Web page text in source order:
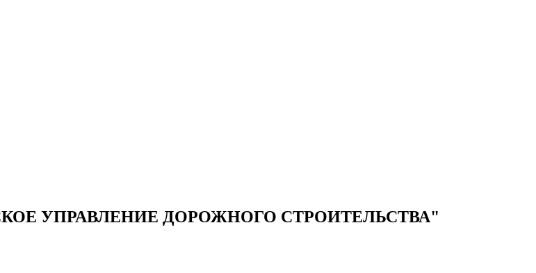
УПРАВЛЕНИЕ ДОРОЖНОГО СТРОИТЕЛЬСТВА"